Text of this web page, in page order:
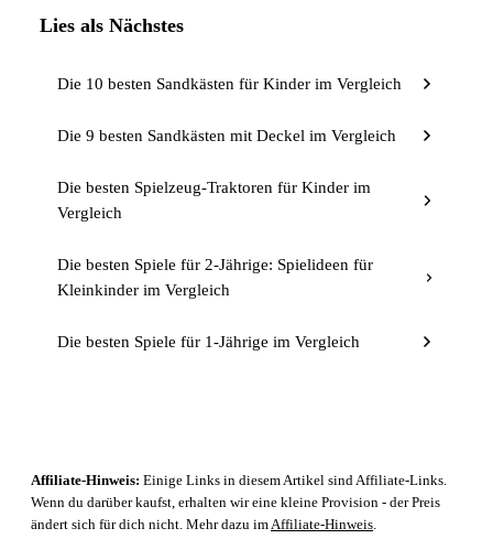
Lies als Nächstes
Die 10 besten Sandkästen für Kinder im Vergleich
Die 9 besten Sandkästen mit Deckel im Vergleich
Die besten Spielzeug-Traktoren für Kinder im
Vergleich
Die besten Spiele für 2-Jährige: Spielideen für
Kleinkinder im Vergleich
Die besten Spiele für 1-Jährige im Vergleich
Affiliate-Hinweis: Einige Links in diesem Artikel sind Affiliate-Links.
Wenn du darüber kaufst, erhalten wir eine kleine Provision - der Preis
ändert sich für dich nicht. Mehr dazu im Affiliate-Hinweis